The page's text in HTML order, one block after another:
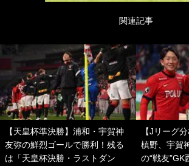
関連記事
【天皇杯準決勝】浦和・宇賀神
友弥の鮮烈ゴールで勝利！残る
は「天皇杯決勝・ラストダン
【Jリーグ
槙野、宇賀
の“戦友